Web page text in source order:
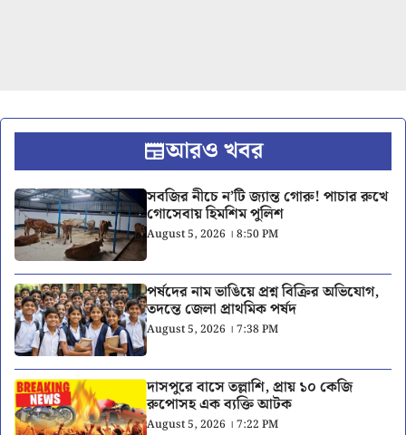
আরও খবর
সবজির নীচে ন’টি জ্যান্ত গোরু! পাচার রুখে
গোসেবায় হিমশিম পুলিশ
August 5, 2026 । 8:50 PM
পর্ষদের নাম ভাঙিয়ে প্রশ্ন বিক্রির অভিযোগ,
তদন্তে জেলা প্রাথমিক পর্ষদ
August 5, 2026 । 7:38 PM
দাসপুরে বাসে তল্লাশি, প্রায় ১০ কেজি
রুপোসহ এক ব্যক্তি আটক
August 5, 2026 । 7:22 PM